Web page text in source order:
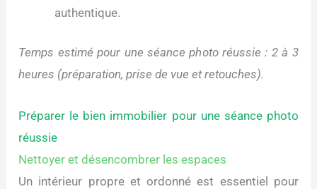
authentique.
Temps estimé pour une séance photo réussie : 2 à 3
heures (préparation, prise de vue et retouches).
Préparer le bien immobilier pour une séance photo
réussie
Nettoyer et désencombrer les espaces
Un intérieur propre et ordonné est essentiel pour